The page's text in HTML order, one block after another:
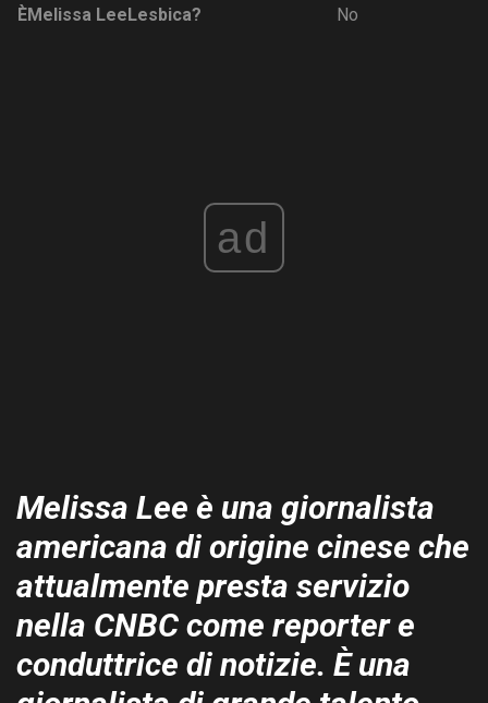
ÈMelissa LeeLesbica? No
ad
Melissa Lee è una giornalista
americana di origine cinese che
attualmente presta servizio
nella CNBC come reporter e
conduttrice di notizie. È una